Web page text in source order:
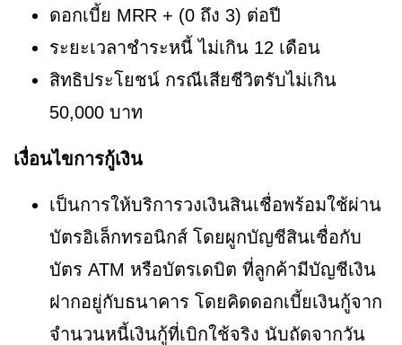
ดอกเบี้ย MRR + (0 ถึง 3) ต่อปี
ระยะเวลาชำระหนี้ ไม่เกิน 12 เดือน
สิทธิประโยชน์ กรณีเสียชีวิตรับไม่เกิน
50,000 บาท
เงื่อนไขการกู้เงิน
เป็นการให้บริการวงเงินสินเชื่อพร้อมใช้ผ่าน
บัตรอิเล็กทรอนิกส์ โดยผูกบัญชีสินเชื่อกับ
บัตร ATM หรือบัตรเดบิต ที่ลูกค้ามีบัญชีเงิน
ฝากอยู่กับธนาคาร โดยคิดดอกเบี้ยเงินกู้จาก
จำนวนหนี้เงินกู้ที่เบิกใช้จริง นับถัดจากวัน